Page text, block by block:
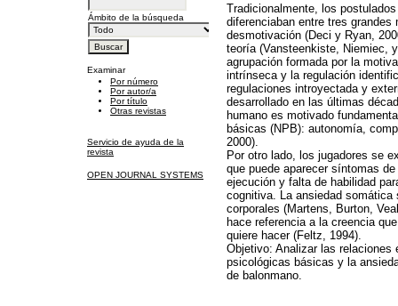
Ámbito de la búsqueda
Examinar
Por número
Por autor/a
Por título
Otras revistas
Servicio de ayuda de la
revista
OPEN JOURNAL SYSTEMS
Tradicionalmente, los
diferenciaban entre tres
desmotivación (Deci y Ryan,
teoría (Vansteenkiste, Niemiec,
agrupación formada por la
intrínseca y la regulación
regulaciones introyectada y
desarrollado en las últimas
humano es motivado
básicas (NPB): autonomía,
2000).
Por otro lado, los jugadores se
que puede aparecer síntomas
ejecución y falta de habilidad
cognitiva. La ansiedad
corporales (Martens, Burton,
hace referencia a la creencia
quiere hacer (Feltz, 1994).
Objetivo: Analizar las
psicológicas básicas y la
de balonmano.